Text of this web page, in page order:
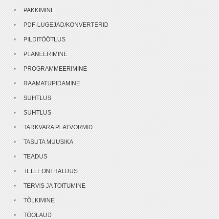
PAKKIMINE
PDF-LUGEJAD/KONVERTERID
PILDITÖÖTLUS
PLANEERIMINE
PROGRAMMEERIMINE
RAAMATUPIDAMINE
SUHTLUS
SUHTLUS
TARKVARA PLATVORMID
TASUTA MUUSIKA
TEADUS
TELEFONI HALDUS
TERVIS JA TOITUMINE
TÕLKIMINE
TÖÖLAUD